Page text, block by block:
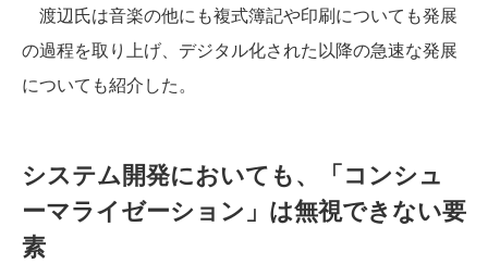
渡辺氏は音楽の他にも複式簿記や印刷についても発展
の過程を取り上げ、デジタル化された以降の急速な発展
についても紹介した。
システム開発においても、「コンシュ
ーマライゼーション」は無視できない要
素